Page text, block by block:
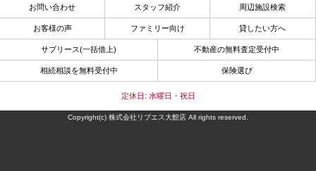
お問い合わせ スタッフ紹介 周辺施設検索
お客様の声 ファミリー向け 貸したい方へ
サブリース(一括借上) 不動産の無料査定受付中
相続相談を無料受付中 保険選び
定休日: 水曜日・祝日
Copyright(c) 株式会社リブエス大館店 All rights reserved.